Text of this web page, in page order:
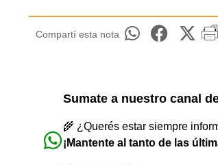
Compartí esta nota
Sumate a nuestro canal
🌾 ¿Querés estar siempre
¡Mantente al tanto de las